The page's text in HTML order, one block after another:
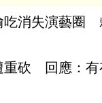
吃消失演藝圈
重砍 回應：有